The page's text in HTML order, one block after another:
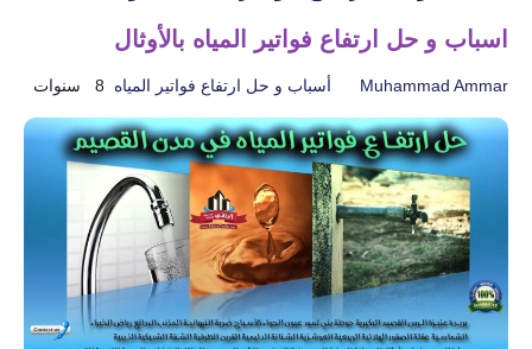
اسباب و حل ارتفاع فواتير المياه بالأوثال
Muhammad Ammar أسباب و حل ارتفاع فواتير المياه 8 سنوات
أسباب و حل ارتفاع فواتير
المياه
تسليك المجاري
خدمات الأثاث خدمات التنظيف
خدمات الصيانة خدمات العزل
خدمة شحن السيارات كشف تسربات المياه